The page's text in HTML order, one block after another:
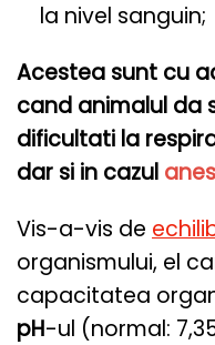
la nivel sanguin;
Acestea sunt cu
cand animalul da
dificultati la
dar si in cazul
Vis-a-vis de
organismului, el
capacitatea
pH-ul (normal: